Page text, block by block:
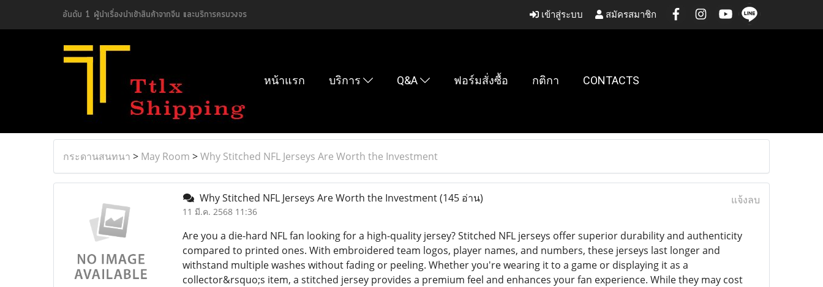
อันดับ 1 ผู้นำเรื่องนำเข้าสินค้าจากจีน และบริการครบวงจร เข้าสู่ระบบ สมัครสมาชิก
หน้าแรก บริการ Q&A ฟอร์มสั่งซื้อ กติกา CONTACTS
กระดานสนทนา > May Room >Why Stitched NFL Jerseys Are Worth the Investment
Why Stitched NFL Jerseys Are Worth the Investment(145 อ่าน)
11 มี.ค. 2568 11:36
แจ้งลบ
Are you a die-hard NFL fan looking for a high-quality jersey? Stitched NFL jerseys offer superior durability and authenticity
compared to printed ones. With embroidered team logos, player names, and numbers, these jerseys last longer and
withstand multiple washes without fading or peeling. Whether you're wearing it to a game or displaying it as a
collector&rsquo;s item, a stitched jersey provides a premium feel and enhances your fan experience. While they may cost